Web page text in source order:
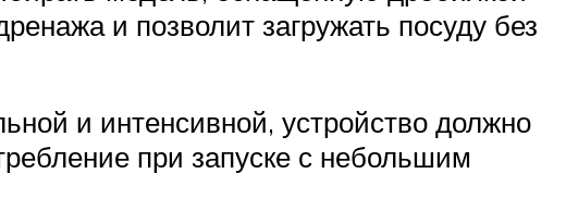
и позволит загружать посуду без
и интенсивной, устройство должно
при запуске с небольшим